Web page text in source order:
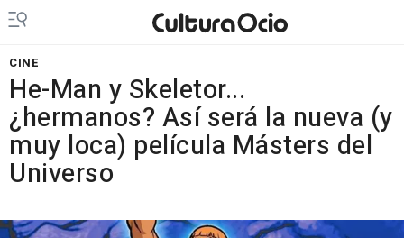
CINE
He-Man y Skeletor...
¿hermanos? Así será la nueva (y
muy loca) película Másters del
Universo